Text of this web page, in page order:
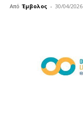
Από Έμβολος - 30/04/2026